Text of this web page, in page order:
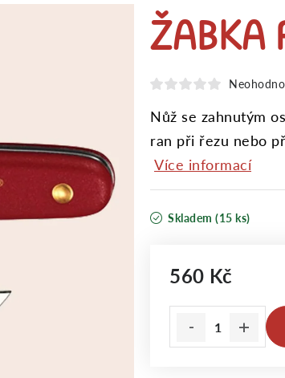
ŽABKA
Nůž se zahnutým
ran při řezu nebo
Více informací
Skladem (15 ks)
560 Kč